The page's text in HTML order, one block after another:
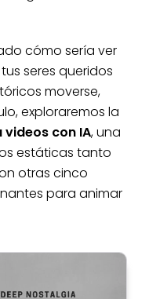
cómo sería ver
seres queridos
moverse,
exploraremos la
con IA, una
estáticas tanto
otras cinco
para animar